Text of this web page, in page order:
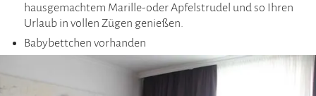
hausgemachtem Marille-oder Apfelstrudel und so Ihren
Urlaub in vollen Zügen genießen.
Babybettchen vorhanden